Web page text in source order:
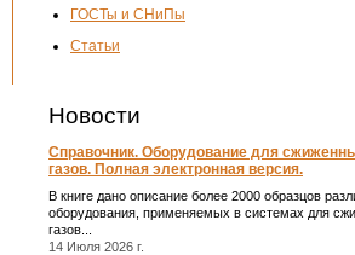
ГОСТы и СНиПы
Статьи
Новости
Справочник. Оборудование для
газов. Полная электронная версия.
В книге дано описание более 2000 образцов
оборудования, применяемых в системах для
газов...
14 Июля 2026 г.